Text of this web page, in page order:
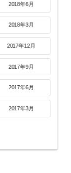
2018年6月
2018年3月
2017年12月
2017年9月
2017年6月
2017年3月